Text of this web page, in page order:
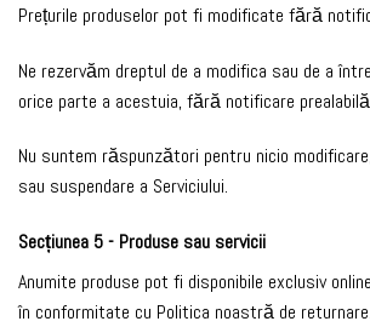
Prețurile produselor pot fi modificate fără
Ne rezervăm dreptul de a modifica sau de a
orice parte a acestuia, fără notificare
Nu suntem răspunzători pentru nicio
sau suspendare a Serviciului.
Secțiunea 5 - Produse sau servicii
Anumite produse pot fi disponibile exclusiv
în conformitate cu Politica noastră de returnare.